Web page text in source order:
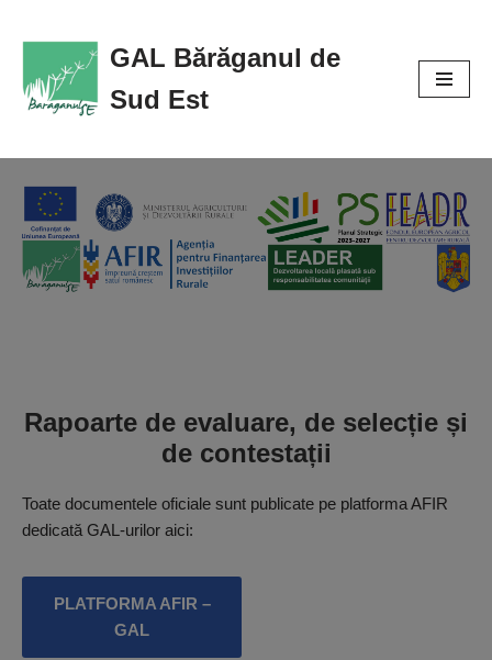
la
conținut
GAL Bărăganul de
Sud Est
Rapoarte de evaluare, de selecție și
de contestații
Toate documentele oficiale sunt publicate pe platforma AFIR
dedicată GAL-urilor aici:
PLATFORMA AFIR –
GAL